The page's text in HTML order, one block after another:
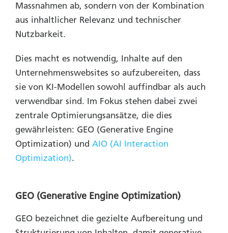
Massnahmen ab, sondern von der Kombination
aus inhaltlicher Relevanz und technischer
Nutzbarkeit.
Dies macht es notwendig, Inhalte auf den
Unternehmenswebsites so aufzubereiten, dass
sie von KI-Modellen sowohl auffindbar als auch
verwendbar sind. Im Fokus stehen dabei zwei
zentrale Optimierungsansätze, die dies
gewährleisten: GEO (Generative Engine
Optimization) und AIO (AI Interaction
Optimization).
GEO (Generative Engine Optimization)
GEO bezeichnet die gezielte Aufbereitung und